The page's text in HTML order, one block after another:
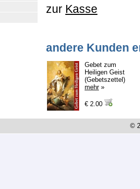
zur Kasse
andere Kunden
Gebet zum
Heiligen Geist
(Gebetszettel)
mehr»
€ 2.00
©